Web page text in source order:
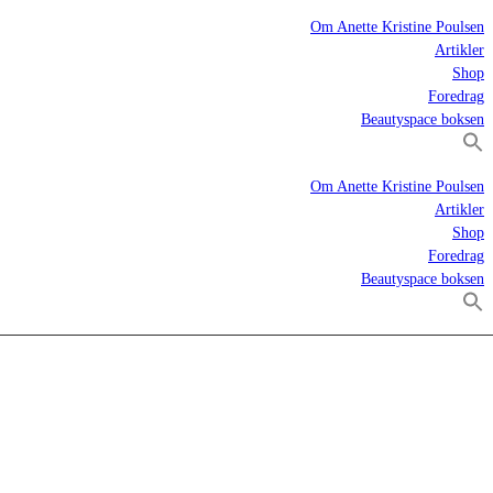
Om Anette Kristine Poulsen
Artikler
Shop
Foredrag
Beautyspace boksen
Om Anette Kristine Poulsen
Artikler
Shop
Foredrag
Beautyspace boksen